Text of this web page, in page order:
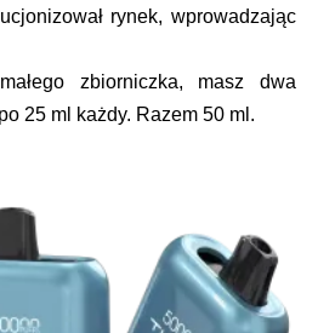
rynek, wprowadzając
zbiorniczka, masz dwa
25 ml każdy. Razem 50 ml.